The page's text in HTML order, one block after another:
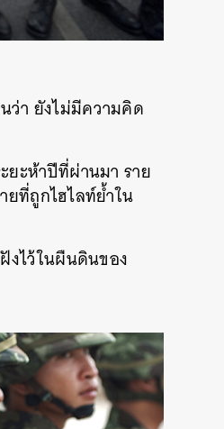
า ยังไม่มีความคิด
ะห้าปีที่ผ่านมา ราย
ที่ถูกไฮไลท์ย้ำใน
ไว้ในผืนดินของ